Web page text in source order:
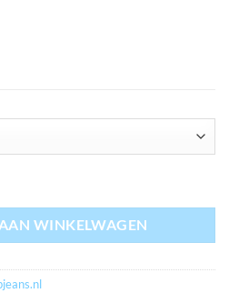
WINKELWAGEN